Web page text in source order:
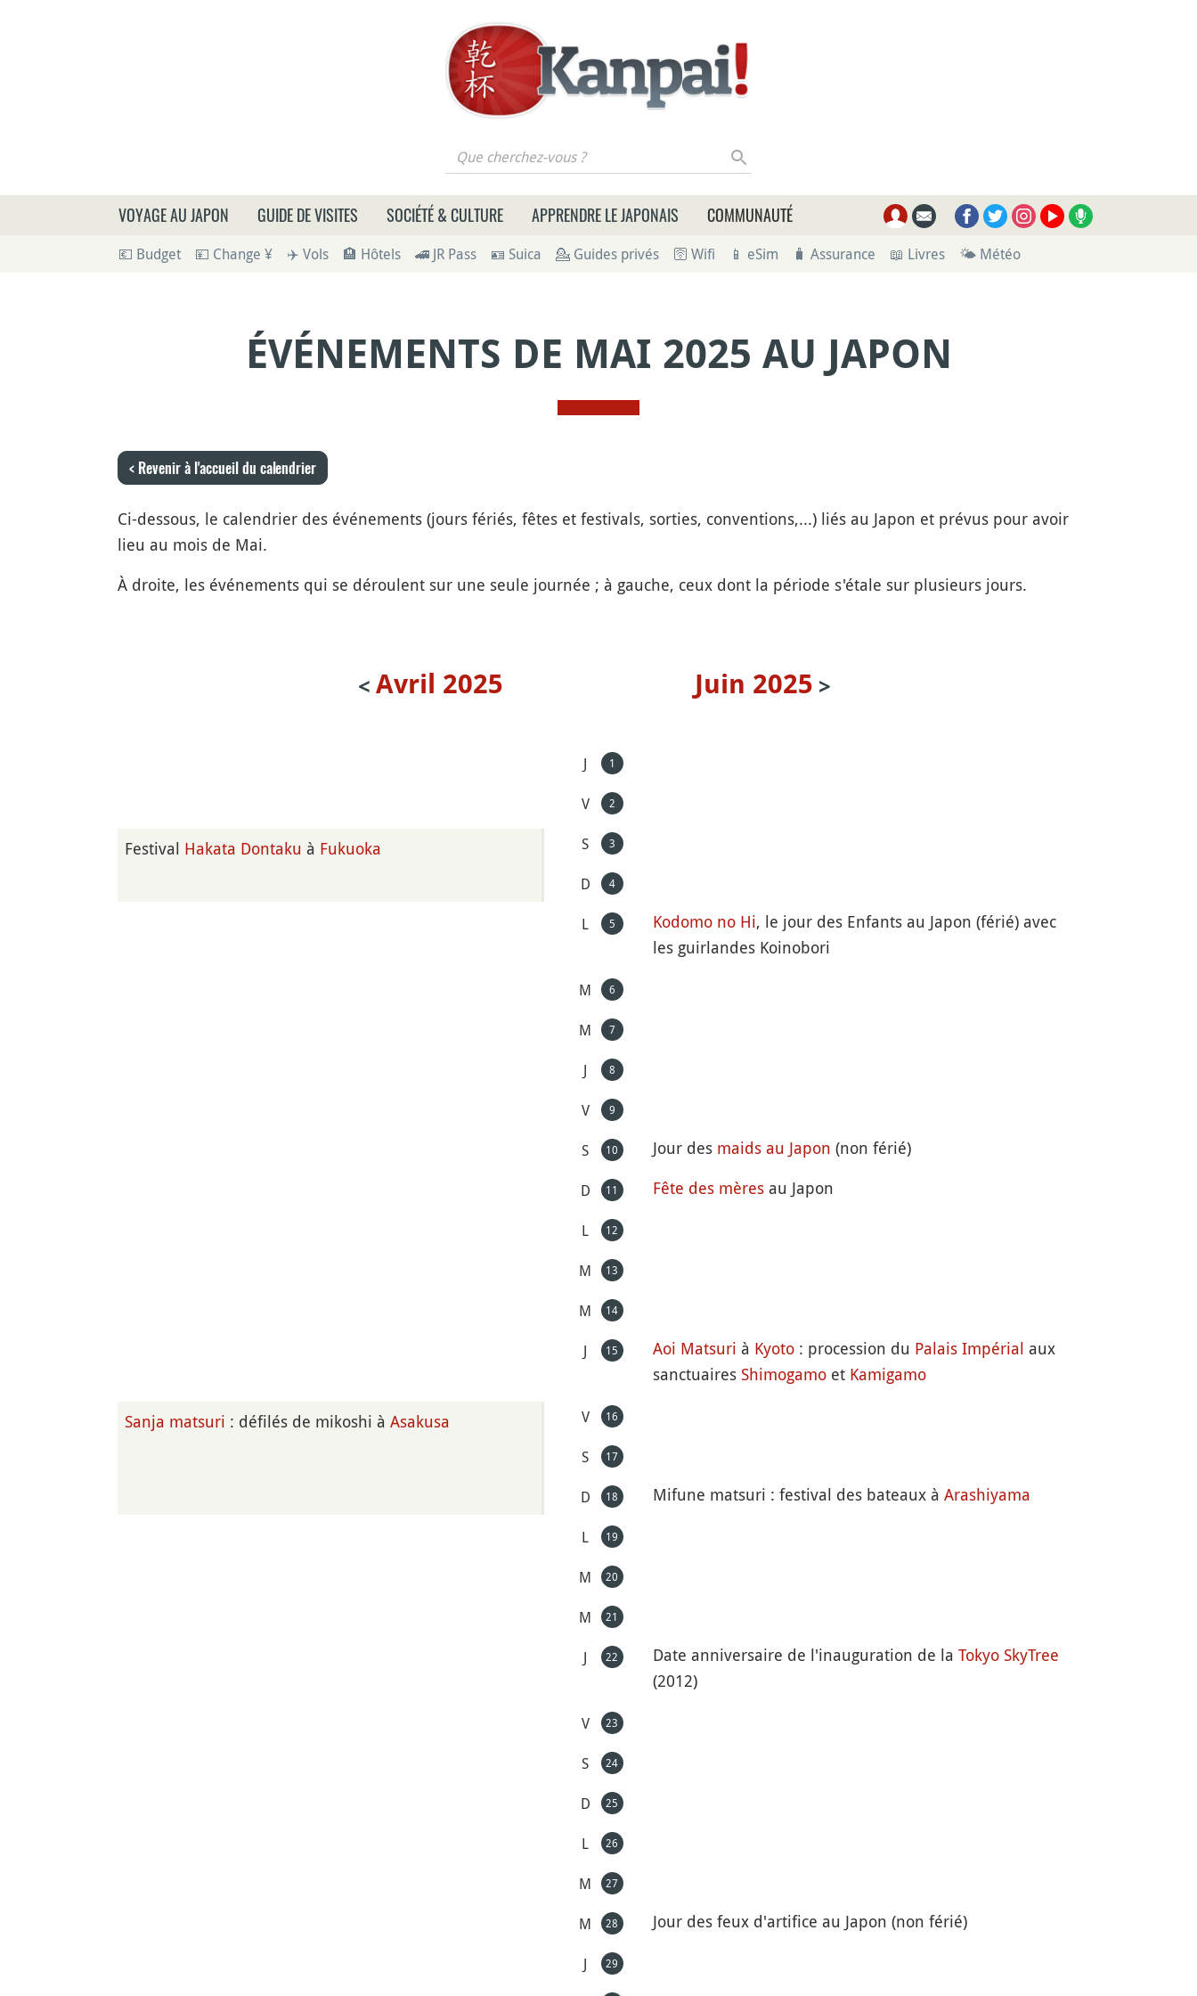
Que cherchez-vous ?
VOYAGE AU JAPON GUIDE DE VISITES SOCIÉTÉ & CULTURE APPRENDRE LE JAPONAIS COMMUNAUTÉ
💶 Budget 💴 Change ¥ ✈️ Vols 🏨 Hôtels 🚄 JR Pass 🪪 Suica 💁 Guides privés 🛜 Wifi 📱 eSim 🧳 Assurance 📖 Livres 🌤 Météo
ÉVÉNEMENTS DE MAI 2025 AU JAPON
< Revenir à l'accueil du calendrier
Ci-dessous, le calendrier des événements (jours fériés, fêtes et festivals, sorties, conventions,...) liés au Japon et prévus pour avoir
lieu au mois de Mai.
À droite, les événements qui se déroulent sur une seule journée ; à gauche, ceux dont la période s'étale sur plusieurs jours.
Avril 2025 Juin 2025
J 1
V 2
Festival Hakata Dontaku à Fukuoka S 3
D 4
L 5 Kodomo no Hi, le jour des Enfants au Japon (férié) avec
les guirlandes Koinobori
M 6
M 7
J 8
V 9
S 10 Jour des maids au Japon (non férié)
D 11 Fête des mères au Japon
L 12
M 13
M 14
J 15 Aoi Matsuri à Kyoto : procession du Palais Impérial aux
sanctuaires Shimogamo et Kamigamo
Sanja matsuri : défilés de mikoshi à Asakusa V 16
S 17
D 18 Mifune matsuri : festival des bateaux àArashiyama
L 19
M 20
M 21
J 22 Date anniversaire de l'inauguration de laTokyo SkyTree
(2012)
V 23
S 24
D 25
L 26
M 27
M 28 Jour des feux d'artifice au Japon (non férié)
J 29